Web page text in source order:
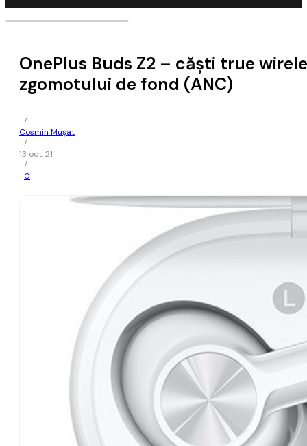
OnePlus Buds Z2 – căşti true
zgomotului de fond (ANC)
/
Cosmin Mușat
/
13 oct. 21
/
0